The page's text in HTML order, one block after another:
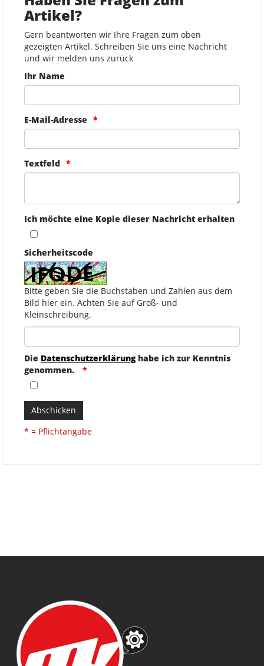
Artikel?
Gern beantworten wir Ihre Fragen zum oben
gezeigten Artikel. Schreiben Sie uns eine Nachricht
und wir melden uns zurück
Ihr Name
E-Mail-Adresse
Textfeld
Ich möchte eine Kopie dieser Nachricht erhalten
Sicherheitscode
Bitte geben Sie die Buchstaben und Zahlen aus dem
Bild hier ein. Achten Sie auf Groß- und
Kleinschreibung.
Die Datenschutzerklärunghabe ich zur Kenntnis
genommen.
Abschicken
* = Pflichtangabe